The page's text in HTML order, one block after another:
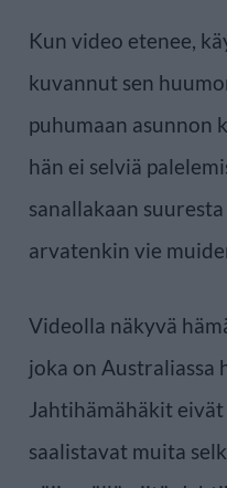
Kun video etenee,
kuvannut sen
puhumaan asunnon
hän ei selviä
sanallakaan
arvatenkin vie
Videolla näkyvä
joka on Australiassa
Jahtihämähäkit
saalistavat muita